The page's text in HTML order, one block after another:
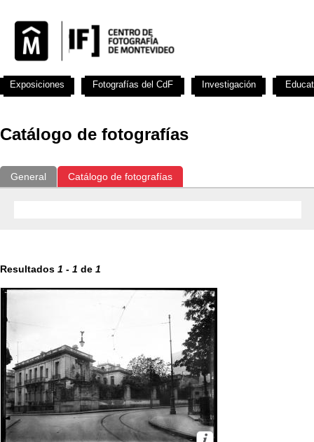
Catálogo de fotografías
General Catálogo de fotografías
Resultados 1 - 1 de 1
Exposiciones Fotografías del CdF Investigación